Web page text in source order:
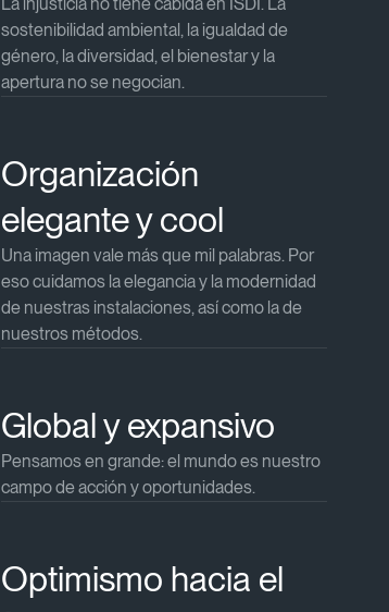
sostenibilidad ambiental, la igualdad de
género, la diversidad, el bienestar y la
apertura no se negocian.​​
Organización
elegante y cool​
Una imagen vale más que mil palabras. Por
eso cuidamos la elegancia y la modernidad
de nuestras instalaciones, así como la de
nuestros métodos.​​
Global y expansivo​
Pensamos en grande: el mundo es nuestro
campo de acción y oportunidades.​​
Optimismo hacia el